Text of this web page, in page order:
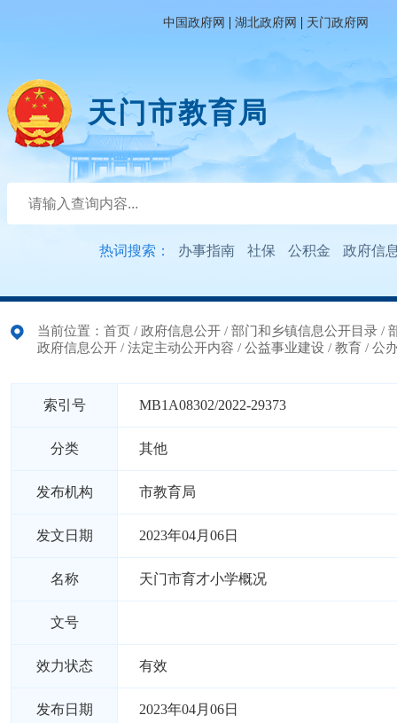
中国政府网 | 湖北政府网 | 天门政府网
天门市教育局
热词搜索： 办事指南 社保 公积金 政府信
当前位置： 首页 / 政府信息公开 / 部门和乡镇信息公开目录 /
政府信息公开 / 法定主动公开内容 / 公益事业建设 / 教育 / 公
索引号 MB1A08302/2022-29373
分类 其他
发布机构 市教育局
发文日期 2023年04月06日
名称 天门市育才小学概况
文号
效力状态 有效
发布日期 2023年04月06日